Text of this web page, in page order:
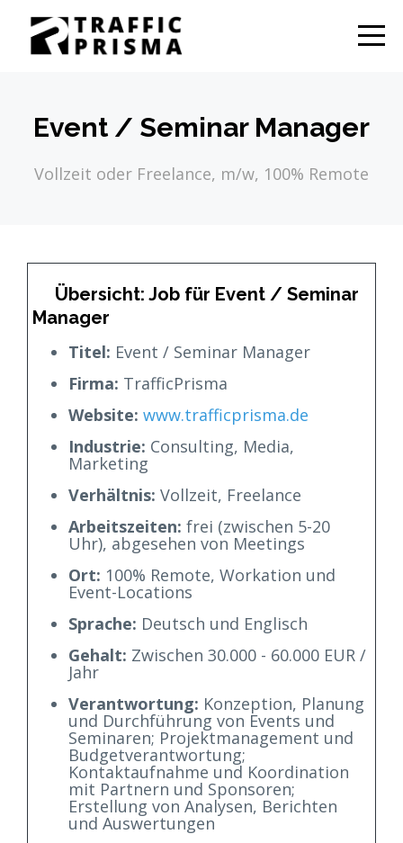
Event / Seminar Manager
Vollzeit oder Freelance, m/w, 100% Remote
Übersicht: Job für Event / Seminar
Manager
Titel: Event / Seminar Manager
Firma: TrafficPrisma
Website: www.trafficprisma.de
Industrie: Consulting, Media,
Marketing
Verhältnis: Vollzeit, Freelance
Arbeitszeiten: frei (zwischen 5-20
Uhr), abgesehen von Meetings
Ort: 100% Remote, Workation und
Event-Locations
Sprache: Deutsch und Englisch
Gehalt: Zwischen 30.000 - 60.000 EUR /
Jahr
Verantwortung: Konzeption, Planung
und Durchführung von Events und
Seminaren; Projektmanagement und
Budgetverantwortung;
Kontaktaufnahme und Koordination
mit Partnern und Sponsoren;
Erstellung von Analysen, Berichten
und Auswertungen